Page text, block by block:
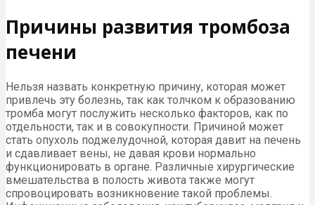
Причины развития тромбоза
печени
Нельзя назвать конкретную причину, которая может
привлечь эту болезнь, так как толчком к образованию
тромба могут послужить несколько факторов, как по
отдельности, так и в совокупности. Причиной может
стать опухоль поджелудочной, которая давит на печень
и сдавливает вены, не давая крови нормально
функционировать в органе. Различные хирургические
вмешательства в полость живота также могут
спровоцировать возникновение такой проблемы.